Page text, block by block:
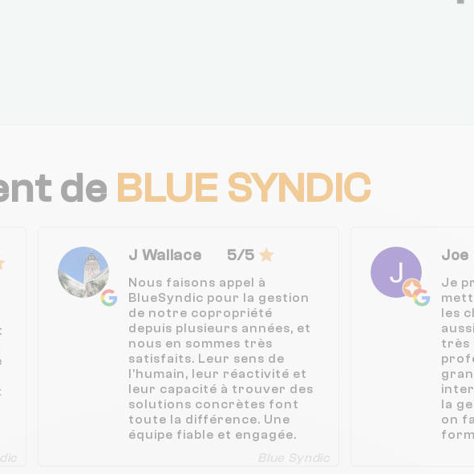
de BLUE SYNDIC
J Wallace 5/5
Nous faisons appel à
BlueSyndic pour la gestion
de notre copropriété
depuis plusieurs années, et
nous en sommes très
satisfaits. Leur sens de
l'humain, leur réactivité et
leur capacité à trouver des
solutions concrètes font
toute la différence. Une
équipe fiable et engagée.
Blue Syndic
Joe
Je
les
très
la
on